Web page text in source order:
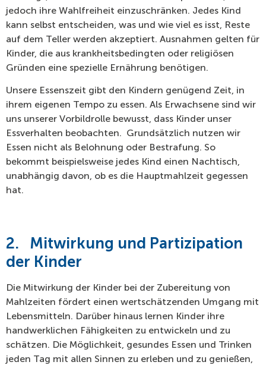
jedoch ihre Wahlfreiheit einzuschränken. Jedes Kind
kann selbst entscheiden, was und wie viel es isst, Reste
auf dem Teller werden akzeptiert. Ausnahmen gelten für
Kinder, die aus krankheitsbedingten oder religiösen
Gründen eine spezielle Ernährung benötigen.
Unsere Essenszeit gibt den Kindern genügend Zeit, in
ihrem eigenen Tempo zu essen. Als Erwachsene sind wir
uns unserer Vorbildrolle bewusst, dass Kinder unser
Essverhalten beobachten. Grundsätzlich nutzen wir
Essen nicht als Belohnung oder Bestrafung. So
bekommt beispielsweise jedes Kind einen Nachtisch,
unabhängig davon, ob es die Hauptmahlzeit gegessen
hat.
2. Mitwirkung und Partizipation
der Kinder
Die Mitwirkung der Kinder bei der Zubereitung von
Mahlzeiten fördert einen wertschätzenden Umgang mit
Lebensmitteln. Darüber hinaus lernen Kinder ihre
handwerklichen Fähigkeiten zu entwickeln und zu
schätzen. Die Möglichkeit, gesundes Essen und Trinken
jeden Tag mit allen Sinnen zu erleben und zu genießen,